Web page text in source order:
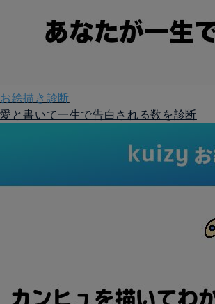
お絵描き診断
愛と書いて一生で告白される数を診断